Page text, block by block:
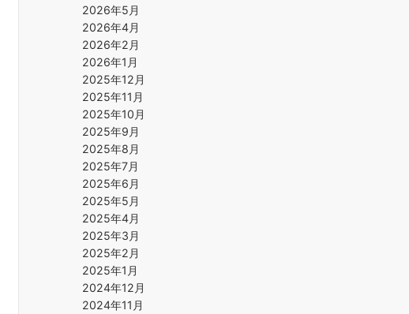
2026年5月
2026年4月
2026年2月
2026年1月
2025年12月
2025年11月
2025年10月
2025年9月
2025年8月
2025年7月
2025年6月
2025年5月
2025年4月
2025年3月
2025年2月
2025年1月
2024年12月
2024年11月